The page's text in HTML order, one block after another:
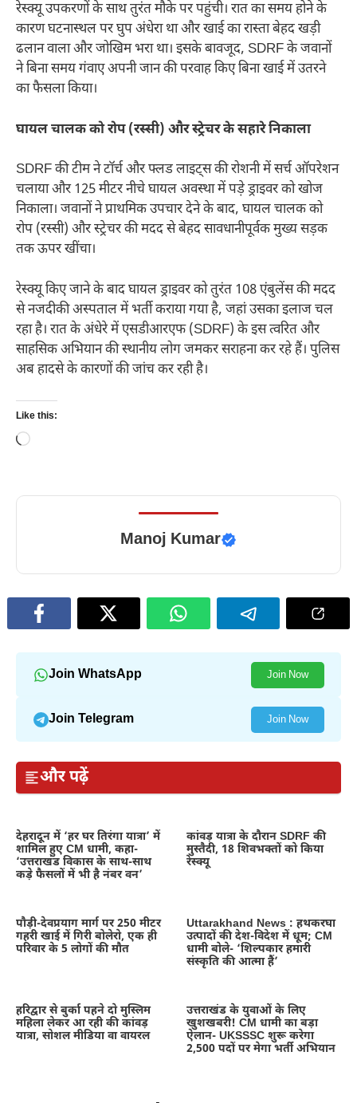
रेस्क्यू उपकरणों के साथ तुरंत मौके पर पहुंची। रात का समय होने के
कारण घटनास्थल पर घुप अंधेरा था और खाई का रास्ता बेहद खड़ी
ढलान वाला और जोखिम भरा था। इसके बावजूद, SDRF के जवानों
ने बिना समय गंवाए अपनी जान की परवाह किए बिना खाई में उतरने
का फैसला किया।
घायल चालक को रोप (रस्सी) और स्ट्रेचर के सहारे निकाला
SDRF की टीम ने टॉर्च और फ्लड लाइट्स की रोशनी में सर्च ऑपरेशन
चलाया और 125 मीटर नीचे घायल अवस्था में पड़े ड्राइवर को खोज
निकाला। जवानों ने प्राथमिक उपचार देने के बाद, घायल चालक को
रोप (रस्सी) और स्ट्रेचर की मदद से बेहद सावधानीपूर्वक मुख्य सड़क
तक ऊपर खींचा।
रेस्क्यू किए जाने के बाद घायल ड्राइवर को तुरंत 108 एंबुलेंस की मदद
से नजदीकी अस्पताल में भर्ती कराया गया है, जहां उसका इलाज चल
रहा है। रात के अंधेरे में एसडीआरएफ (SDRF) के इस त्वरित और
साहसिक अभियान की स्थानीय लोग जमकर सराहना कर रहे हैं। पुलिस
अब हादसे के कारणों की जांच कर रही है।
Like this:
Loading…
Manoj Kumar
Join WhatsApp Join Now
Join Telegram Join Now
और पढ़ें
देहरादून में ‘हर घर तिरंगा यात्रा’ में
शामिल हुए CM धामी, कहा-
‘उत्तराखंड विकास के साथ-साथ
कड़े फैसलों में भी है नंबर वन’
कांवड़ यात्रा के दौरान SDRF की
मुस्तैदी, 18 शिवभक्तों को किया
रेस्क्यू
पौड़ी-देवप्रयाग मार्ग पर 250 मीटर
गहरी खाई में गिरी बोलेरो, एक ही
परिवार के 5 लोगों की मौत
Uttarakhand News : हथकरघा
उत्पादों की देश-विदेश में धूम; CM
धामी बोले- ‘शिल्पकार हमारी
संस्कृति की आत्मा हैं’
हरिद्वार से बुर्का पहने दो मुस्लिम
महिला लेकर आ रही की कांवड़
यात्रा, सोशल मीडिया वा वायरल
उत्तराखंड के युवाओं के लिए
खुशखबरी! CM धामी का बड़ा
ऐलान- UKSSSC शुरू करेगा
2,500 पदों पर मेगा भर्ती अभियान